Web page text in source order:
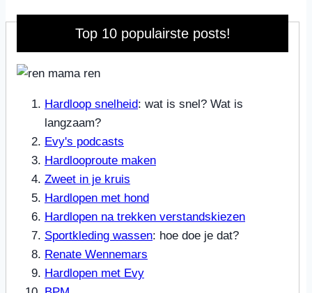
Top 10 populairste posts!
Hardloop snelheid: wat is snel? Wat is
langzaam?
Evy's podcasts
Hardlooproute maken
Zweet in je kruis
Hardlopen met hond
Hardlopen na trekken verstandskiezen
Sportkleding wassen: hoe doe je dat?
Renate Wennemars
Hardlopen met Evy